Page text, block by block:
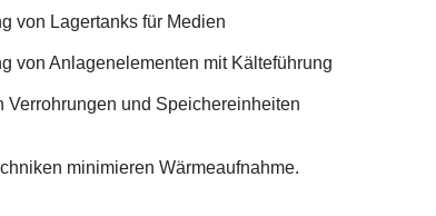
von Lagertanks für Medien
von Anlagenelementen mit Kälteführung
Verrohrungen und Speichereinheiten
minimieren Wärmeaufnahme.